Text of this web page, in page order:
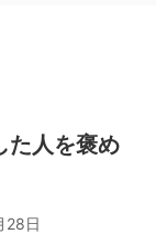
た人を褒め
28日